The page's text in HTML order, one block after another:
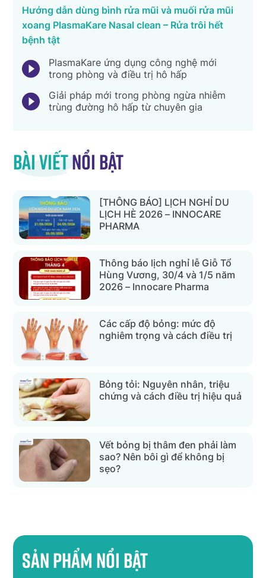
Hướng dẫn dùng bình rửa mũi và muối rửa mũi
xoang PlasmaKare Nasal clean – Rửa trôi hết
bệnh tật
PlasmaKare ứng dụng công nghệ mới
trong phòng và điều trị hô hấp
Giải pháp mới trong phòng ngừa nhiễm
trùng đường hô hấp từ chuyên gia
Bài viếtnổi bật
[THÔNG BÁO] LỊCH NGHỈ DU
LỊCH HÈ 2026 – INNOCARE
PHARMA
Thông báo lịch nghỉ lễ Giỗ Tổ
Hùng Vương, 30/4 và 1/5 năm
2026 – Innocare Pharma
Các cấp độ bỏng: mức độ
nghiêm trọng và cách điều trị
Bỏng tỏi: Nguyên nhân, triệu
chứng và cách điều trị hiệu quả
Vết bỏng bị thâm đen phải làm
sao? Nên bôi gì để không bị
sẹo?
Sản phẩm nổi bật